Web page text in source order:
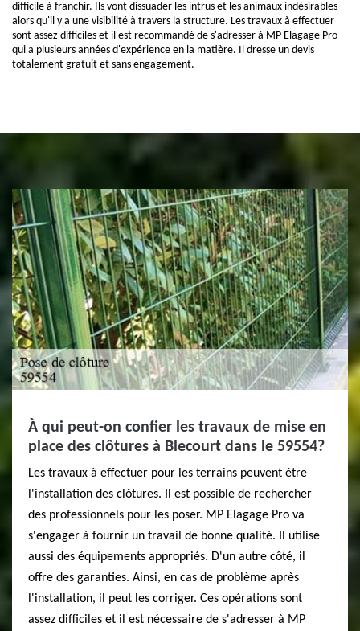
difficile à franchir. Ils vont dissuader les intrus et les animaux indésirables
alors qu'il y a une visibilité à travers la structure. Les travaux à effectuer
sont assez difficiles et il est recommandé de s'adresser à MP Elagage Pro
qui a plusieurs années d'expérience en la matière. Il dresse un devis
totalement gratuit et sans engagement.
À qui peut-on confier les travaux de mise en
place des clôtures à Blecourt dans le 59554?
Les travaux à effectuer pour les terrains peuvent être
l'installation des clôtures. Il est possible de rechercher
des professionnels pour les poser. MP Elagage Pro va
s'engager à fournir un travail de bonne qualité. Il utilise
aussi des équipements appropriés. D'un autre côté, il
offre des garanties. Ainsi, en cas de problème après
l'installation, il peut les corriger. Ces opérations sont
assez difficiles et il est nécessaire de s'adresser à MP